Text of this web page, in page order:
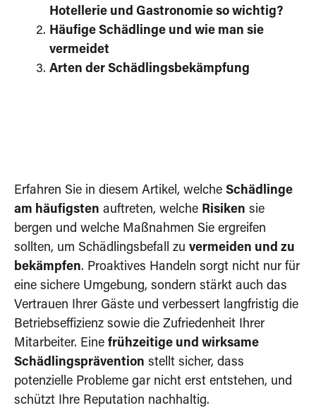
Hotellerie und Gastronomie so wichtig?
Häufige Schädlinge und wie man sie
vermeidet
Arten der Schädlingsbekämpfung
Erfahren Sie in diesem Artikel, welche Schädlinge
am häufigsten auftreten, welche Risiken sie
bergen und welche Maßnahmen Sie ergreifen
sollten, um Schädlingsbefall zu vermeiden und zu
bekämpfen. Proaktives Handeln sorgt nicht nur für
eine sichere Umgebung, sondern stärkt auch das
Vertrauen Ihrer Gäste und verbessert langfristig die
Betriebseffizienz sowie die Zufriedenheit Ihrer
Mitarbeiter. Eine frühzeitige und wirksame
Schädlingsprävention stellt sicher, dass
potenzielle Probleme gar nicht erst entstehen, und
schützt Ihre Reputation nachhaltig.